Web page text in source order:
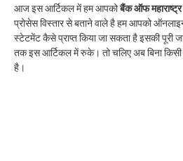
आज इस आर्टिकल में हम आपकोबैंक ऑफ
प्रोसेस विस्तार से बताने वाले है हम आपको
स्टेटमेंट कैसे प्राप्त किया जा सकता है इसकी पूरी
तक इस आर्टिकल में रुके। तो चलिए अब बिना
है।